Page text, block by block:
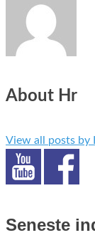
About Hr
View all posts by
Seneste